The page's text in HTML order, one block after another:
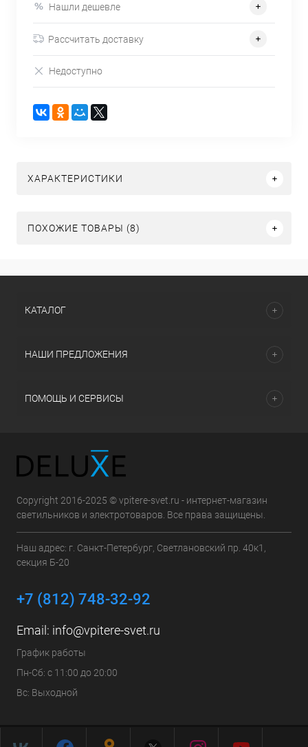
Нашли дешевле
Рассчитать доставку
Недоступно
ХАРАКТЕРИСТИКИ
ПОХОЖИЕ ТОВАРЫ (8)
КАТАЛОГ
НАШИ ПРЕДЛОЖЕНИЯ
ПОМОЩЬ И СЕРВИСЫ
Copyright 2016-2025 © vpitere-svet.ru - интернет-магазин
светильников и электротоваров. Все права защищены.
Наш адрес: г. Санкт-Петербург, Светлановский пр. 40к1,
секция Б-20
+7 (812) 748-32-92
Email: info@vpitere-svet.ru
График работы
Пн-Сб: с 11:00 до 20:00
Вс: Выходной